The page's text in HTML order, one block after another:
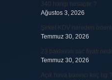
340 hangi hesaptır ?
Ağustos 3, 2026
Şirket KDV nereden
Temmuz 30, 2026
23 baklavalı sac fiyatı
Temmuz 30, 2026
Açık hava basıncı kaç hg ?